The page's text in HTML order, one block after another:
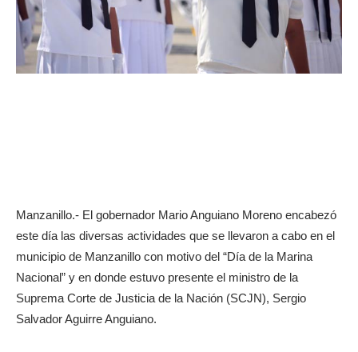
Manzanillo.- El gobernador Mario Anguiano Moreno encabezó
este día las diversas actividades que se llevaron a cabo en el
municipio de Manzanillo con motivo del “Día de la Marina
Nacional” y en donde estuvo presente el ministro de la
Suprema Corte de Justicia de la Nación (SCJN), Sergio
Salvador Aguirre Anguiano.